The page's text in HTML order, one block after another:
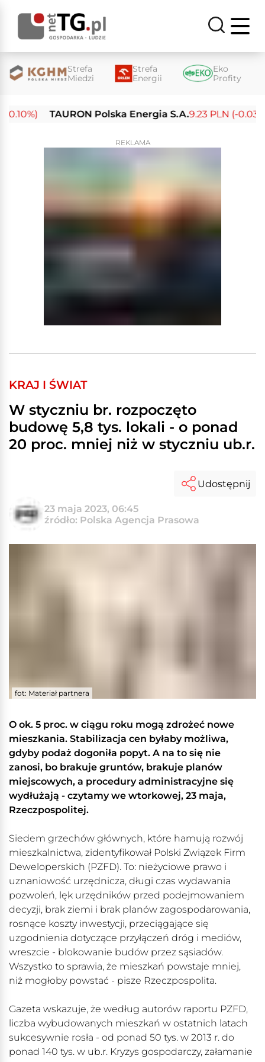
Strefa
Miedzi
Strefa
Energii
Eko
Profity
TAURON Polska Energia S.A.9.23 PLN (-0.03%)
REKLAMA
KRAJ I ŚWIAT
W styczniu br. rozpoczęto
budowę 5,8 tys. lokali - o ponad
20 proc. mniej niż w styczniu ub.r.
23 maja 2023, 06:45
źródło: Polska Agencja Prasowa
Udostępnij
fot: Materiał partnera
O ok. 5 proc. w ciągu roku mogą zdrożeć nowe
mieszkania. Stabilizacja cen byłaby możliwa,
gdyby podaż dogoniła popyt. A na to się nie
zanosi, bo brakuje gruntów, brakuje planów
miejscowych, a procedury administracyjne się
wydłużają - czytamy we wtorkowej, 23 maja,
Rzeczpospolitej.
Siedem grzechów głównych, które hamują rozwój
mieszkalnictwa, zidentyfikował Polski Związek Firm
Deweloperskich (PZFD). To: nieżyciowe prawo i
uznaniowość urzędnicza, długi czas wydawania
pozwoleń, lęk urzędników przed podejmowaniem
decyzji, brak ziemi i brak planów zagospodarowania,
rosnące koszty inwestycji, przeciągające się
uzgodnienia dotyczące przyłączeń dróg i mediów,
wreszcie - blokowanie budów przez sąsiadów.
Wszystko to sprawia, że mieszkań powstaje mniej,
niż mogłoby powstać - pisze Rzeczpospolita.
Gazeta wskazuje, że według autorów raportu PZFD,
liczba wybudowanych mieszkań w ostatnich latach
sukcesywnie rosła - od ponad 50 tys. w 2013 r. do
ponad 140 tys. w ub.r. Kryzys gospodarczy, załamanie